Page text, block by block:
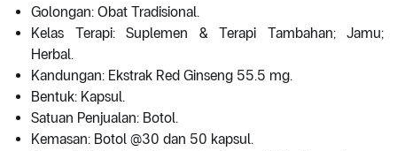
Golongan: Obat Tradisional.
Kelas Terapi: Suplemen & Terapi Tambahan; Jamu;
Herbal.
Kandungan: Ekstrak Red Ginseng 55.5 mg.
Bentuk: Kapsul.
Satuan Penjualan: Botol.
Kemasan: Botol @30 dan 50 kapsul.